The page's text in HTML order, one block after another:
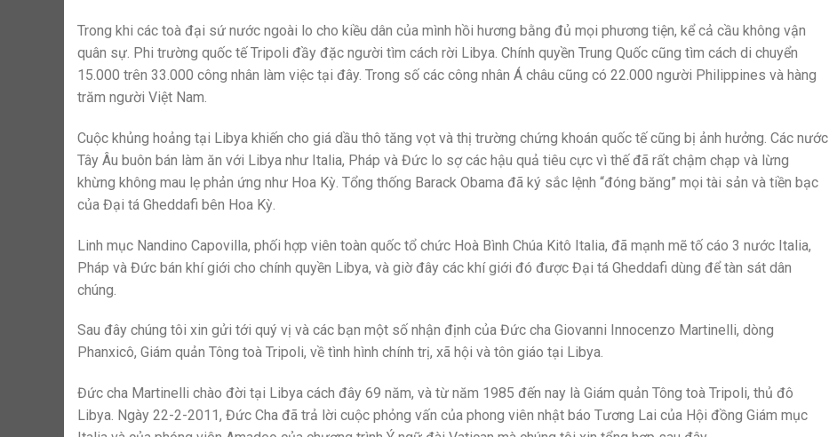
Trong khi các toà đại sứ nước ngoài lo cho kiều dân của mình hồi hương bằng đủ mọi phương tiện, kể cả cầu không vận
quân sự. Phi trường quốc tế Tripoli đầy đặc người tìm cách rời Libya. Chính quyền Trung Quốc cũng tìm cách di chuyển
15.000 trên 33.000 công nhân làm việc tại đây. Trong số các công nhân Á châu cũng có 22.000 người Philippines và hàng
trăm người Việt Nam.
Cuộc khủng hoảng tại Libya khiến cho giá dầu thô tăng vọt và thị trường chứng khoán quốc tế cũng bị ảnh hưởng. Các nước
Tây Âu buôn bán làm ăn với Libya như Italia, Pháp và Đức lo sợ các hậu quả tiêu cực vì thế đã rất chậm chạp và lừng
khừng không mau lẹ phản ứng như Hoa Kỳ. Tổng thống Barack Obama đã ký sắc lệnh “đóng băng” mọi tài sản và tiền bạc
của Đại tá Gheddafi bên Hoa Kỳ.
Linh mục Nandino Capovilla, phối hợp viên toàn quốc tổ chức Hoà Bình Chúa Kitô Italia, đã mạnh mẽ tố cáo 3 nước Italia,
Pháp và Đức bán khí giới cho chính quyền Libya, và giờ đây các khí giới đó được Đại tá Gheddafi dùng để tàn sát dân
chúng.
Sau đây chúng tôi xin gửi tới quý vị và các bạn một số nhận định của Đức cha Giovanni Innocenzo Martinelli, dòng
Phanxicô, Giám quản Tông toà Tripoli, về tình hình chính trị, xã hội và tôn giáo tại Libya.
Đức cha Martinelli chào đời tại Libya cách đây 69 năm, và từ năm 1985 đến nay là Giám quản Tông toà Tripoli, thủ đô
Libya. Ngày 22-2-2011, Đức Cha đã trả lời cuộc phỏng vấn của phong viên nhật báo Tương Lai của Hội đồng Giám mục